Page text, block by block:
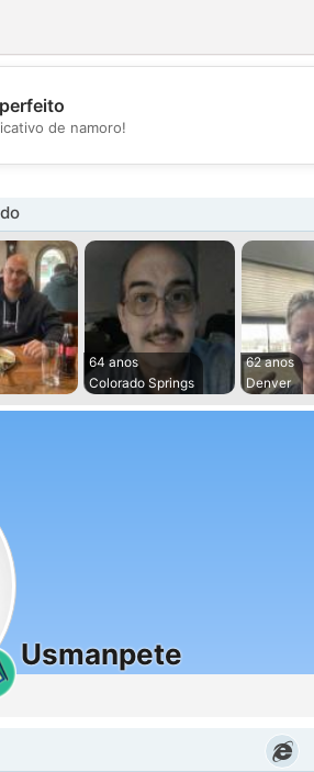
💕
de namoro!
64 anos
Colorado Springs
62 anos
Denver
Usmanpete